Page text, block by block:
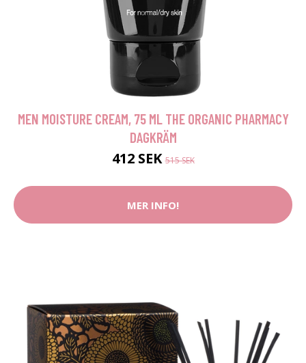
MEN MOISTURE CREAM, 75 ML THE ORGANIC PHARMACY
DAGKRÄM
412 SEK515 SEK
MER INFO!